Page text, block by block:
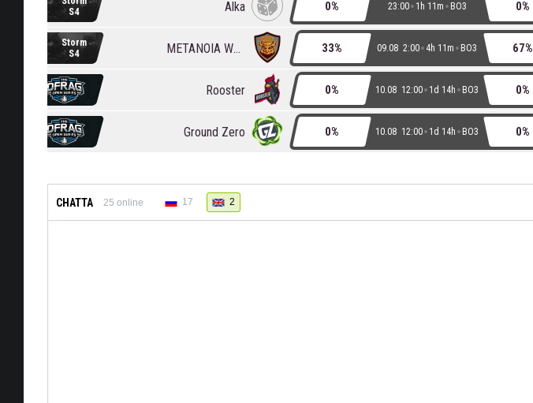
S4
Alka 0% 23:00 1h 11m BO3 0%
Storm
S4
METANOIA Wolves 33% 09.08 2:00 4h 11m BO3 67%
Rooster 0% 10.08 12:00 1d 14h BO3 0%
Ground Zero 0% 10.08 12:00 1d 14h BO3 0%
CHATTA 25 online 17 2